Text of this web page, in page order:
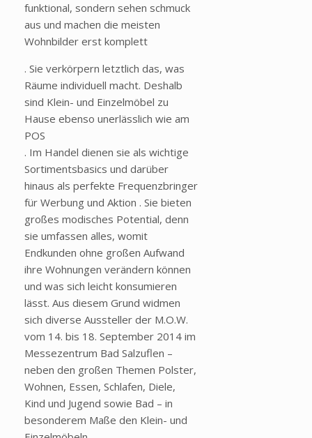
funktional, sondern sehen schmuck
aus und machen die meisten
Wohnbilder erst komplett
. Sie verkörpern letztlich das, was
Räume individuell macht. Deshalb
sind Klein- und Einzelmöbel zu
Hause ebenso unerlässlich wie am
POS
. Im Handel dienen sie als wichtige
Sortimentsbasics und darüber
hinaus als perfekte Frequenzbringer
für Werbung und Aktion . Sie bieten
großes modisches Potential, denn
sie umfassen alles, womit
Endkunden ohne großen Aufwand
ihre Wohnungen verändern können
und was sich leicht konsumieren
lässt. Aus diesem Grund widmen
sich diverse Aussteller der M.O.W.
vom 14. bis 18. September 2014 im
Messezentrum Bad Salzuflen –
neben den großen Themen Polster,
Wohnen, Essen, Schlafen, Diele,
Kind und Jugend sowie Bad – in
besonderem Maße den Klein- und